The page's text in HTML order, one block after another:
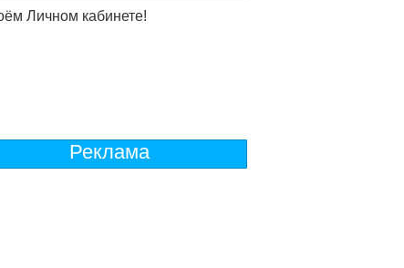
Личном кабинете!
Реклама